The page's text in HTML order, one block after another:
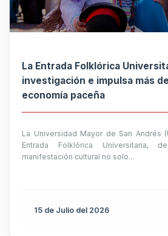
La Entrada Folklórica
investigación e impulsa más
economía paceña
La Universidad Mayor de San Andrés
Entrada Folklórica Universitaria,
manifestación cultural no solo...
15 de Julio del 2026